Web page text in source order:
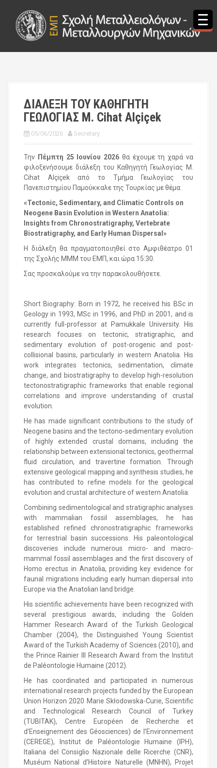
ΔΙΑΛΕΞΗ ΤΟΥ ΚΑΘΗΓΗΤΗ
ΓΕΩΛΟΓΙΑΣ M. Cihat Alçiçek
05/06/2026 Secretary
Την Πέμπτη 25 Ιουνίου 2026 θα έχουμε τη χαρά να
φιλοξενήσουμε διάλεξη του Καθηγητή Γεωλογίας M.
Cihat Alçiçek από το Τμήμα Γεωλογίας του
Πανεπιστημίου Παμούκκαλε της Τουρκίας με θέμα:
«Tectonic, Sedimentary, and Climatic Controls on
Neogene Basin Evolution in Western Anatolia:
Insights from Chronostratigraphy, Vertebrate
Biostratigraphy, and Early Human Dispersal»
Η διάλεξη θα πραγματοποιηθεί στο Αμφιθέατρο 01
της Σχολής ΜΜΜ του ΕΜΠ, και ώρα 15:30.
Σας προσκαλούμε να την παρακολουθήσετε.
Short Biography: Born in 1972, he received his BSc in
Geology in 1993, MSc in 1996, and PhD in 2001, and is
currently full-professor at Pamukkale University. His
research focuses on tectonic, stratigraphic, and
sedimentary evolution of post-orogenic and post-
collisional basins, particularly in western Anatolia. His
work integrates tectonics, sedimentation, climate
change, and biostratigraphy to develop high-resolution
tectonostratigraphic frameworks that enable regional
correlations and improve understanding of crustal
evolution.
He has made significant contributions to the study of
Neogene basins and the tectono-sedimentary evolution
of highly extended crustal domains, including the
relationship between extensional tectonics, geothermal
fluid circulation, and travertine formation. Through
extensive geological mapping and synthesis studies, he
has contributed to refine models for the geological
evolution and crustal architecture of western Anatolia.
Combining sedimentological and stratigraphic analyses
with mammalian fossil assemblages, he has
established refined chronostratigraphic frameworks
for terrestrial basin successions. His paleontological
discoveries include numerous micro- and macro-
mammal fossil assemblages and the first discovery of
Homo erectus in Anatolia, providing key evidence for
faunal migrations including early human dispersal into
Europe via the Anatolian land bridge.
His scientific achievements have been recognized with
several prestigious awards, including the Golden
Hammer Research Award of the Turkish Geological
Chamber (2004), the Distinguished Young Scientist
Award of the Turkish Academy of Sciences (2010), and
the Prince Rainier III Research Award from the Institut
de Paléontologie Humaine (2012).
He has coordinated and participated in numerous
international research projects funded by the European
Union Horizon 2020 Marie Skłodowska-Curie, Scientific
and Technological Research Council of Turkey
(TUBITAK), Centre Européen de Recherche et
d’Enseignement des Géosciences) de l’Environnement
(CEREGE), Institut de Paléontologie Humaine (IPH),
Italiana del Consiglio Nazionale delle Ricerche (CNR),
Muséum National d’Histoire Naturelle (MNHN), Projet